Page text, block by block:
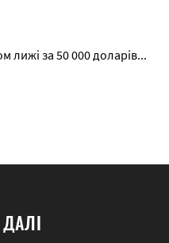
лижі за 50 000 доларів...